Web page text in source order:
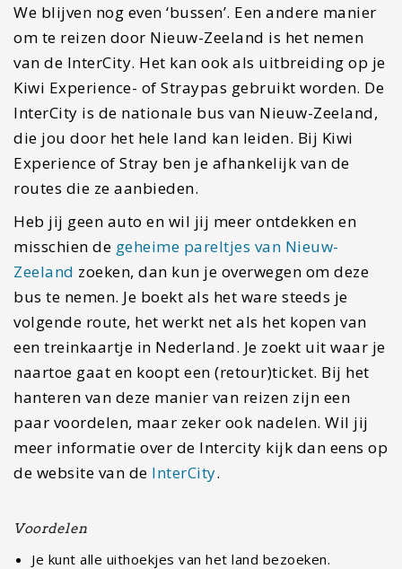
We blijven nog even ‘bussen’. Een andere manier
om te reizen door Nieuw-Zeeland is het nemen
van de InterCity. Het kan ook als uitbreiding op je
Kiwi Experience- of Straypas gebruikt worden. De
InterCity is de nationale bus van Nieuw-Zeeland,
die jou door het hele land kan leiden. Bij Kiwi
Experience of Stray ben je afhankelijk van de
routes die ze aanbieden.
Heb jij geen auto en wil jij meer ontdekken en
misschien de geheime pareltjes van Nieuw-
Zeeland zoeken, dan kun je overwegen om deze
bus te nemen. Je boekt als het ware steeds je
volgende route, het werkt net als het kopen van
een treinkaartje in Nederland. Je zoekt uit waar je
naartoe gaat en koopt een (retour)ticket. Bij het
hanteren van deze manier van reizen zijn een
paar voordelen, maar zeker ook nadelen. Wil jij
meer informatie over de Intercity kijk dan eens op
de website van de InterCity.
Voordelen
Je kunt alle uithoekjes van het land bezoeken.